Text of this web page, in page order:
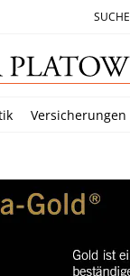
SUCHE
Versicherungen